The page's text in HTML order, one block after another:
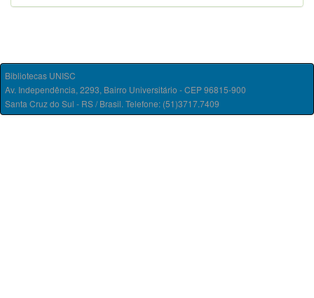
Bibliotecas UNISC
Av. Independência, 2293, Bairro Universitário - CEP 96815-900
Santa Cruz do Sul - RS / Brasil. Telefone: (51)3717.7409